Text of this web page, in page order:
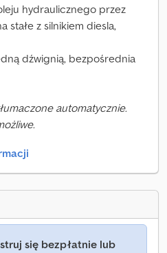
hydraulicznego przez
stałe z silnikiem diesla,
dźwignią, bezpośrednia
automatycznie.
się bezpłatnie lub